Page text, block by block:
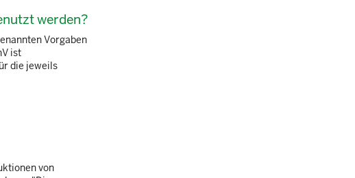
werden?
Vorgaben
ist
die jeweils
von